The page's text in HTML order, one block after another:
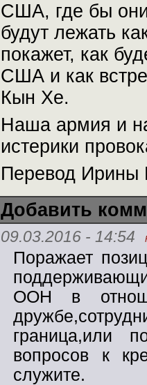
США, где бы
будут лежать
покажет, как
США и как
Кын Хе.
Наша армия и
истерики
Перевод Ирины
Добавить
09.03.2016 - 14:54
Поражает
ООН в
граница,или
вопросов к
служите.